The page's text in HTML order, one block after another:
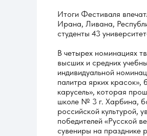
Итоги Фестиваля
Ирана, Ливана,
студенты 43
В четырех номинациях
высших и средних
индивидуальной
палитра ярких красок»,
карусель», которая
школе № 3 г. Харбина,
российской культурой,
победителей «Русской
сувениры на празднике